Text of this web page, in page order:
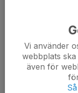
Vi hoppas att många
som vi kan sälja i
kärleksmums,...
Läs mer
Vi använder
webbplats
även för